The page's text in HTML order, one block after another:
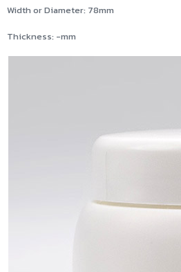
Width or Diameter: 78mm
Thickness: -mm